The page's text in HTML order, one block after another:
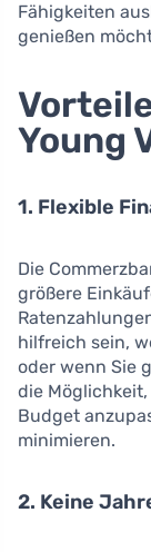
Fähigkeiten
genießen
Young
1. Flexible
Die
größere
hilfreich sein,
oder wenn Sie
die
Budget
minimieren.
2. Keine